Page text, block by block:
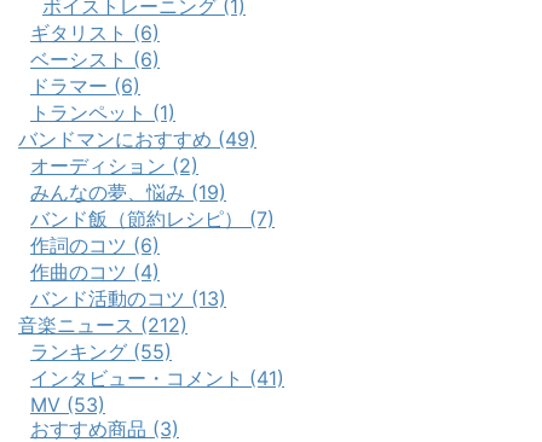
ボイストレーニング (1)
ギタリスト (6)
ベーシスト (6)
ドラマー (6)
トランペット (1)
バンドマンにおすすめ (49)
オーディション (2)
みんなの夢、悩み (19)
バンド飯（節約レシピ） (7)
作詞のコツ (6)
作曲のコツ (4)
バンド活動のコツ (13)
音楽ニュース (212)
ランキング (55)
インタビュー・コメント (41)
MV (53)
おすすめ商品 (3)